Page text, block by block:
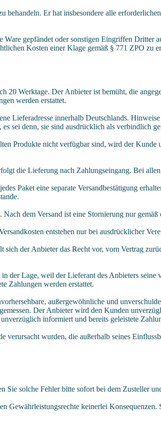
Er hat insbesondere alle
gepfändet oder sonstigen Eingriffen Dritter
Kosten einer Klage gemäß § 771 ZPO zu
20 Werktage. Der Anbieter ist bemüht, die
werden erstattet.
Lieferadresse innerhalb Deutschlands.
sei denn, sie sind ausdrücklich als verbindlich
Produkte nicht verfügbar sind, wird der
die Lieferung nach Zahlungseingang. Bei
Paket eine separate Versandbestätigung
dem Versand ist eine Stornierung nur
entstehen nur bei ausdrücklicher
der Anbieter das Recht vor, vom Vertrag
der Lage, weil der Lieferant des Anbieters
Zahlungen werden erstattet.
außergewöhnliche und
Der Anbieter wird den Kunden
informiert und bereits geleistete
wurden, die außerhalb seines
Sie solche Fehler bitte sofort bei dem Zusteller
keinerlei